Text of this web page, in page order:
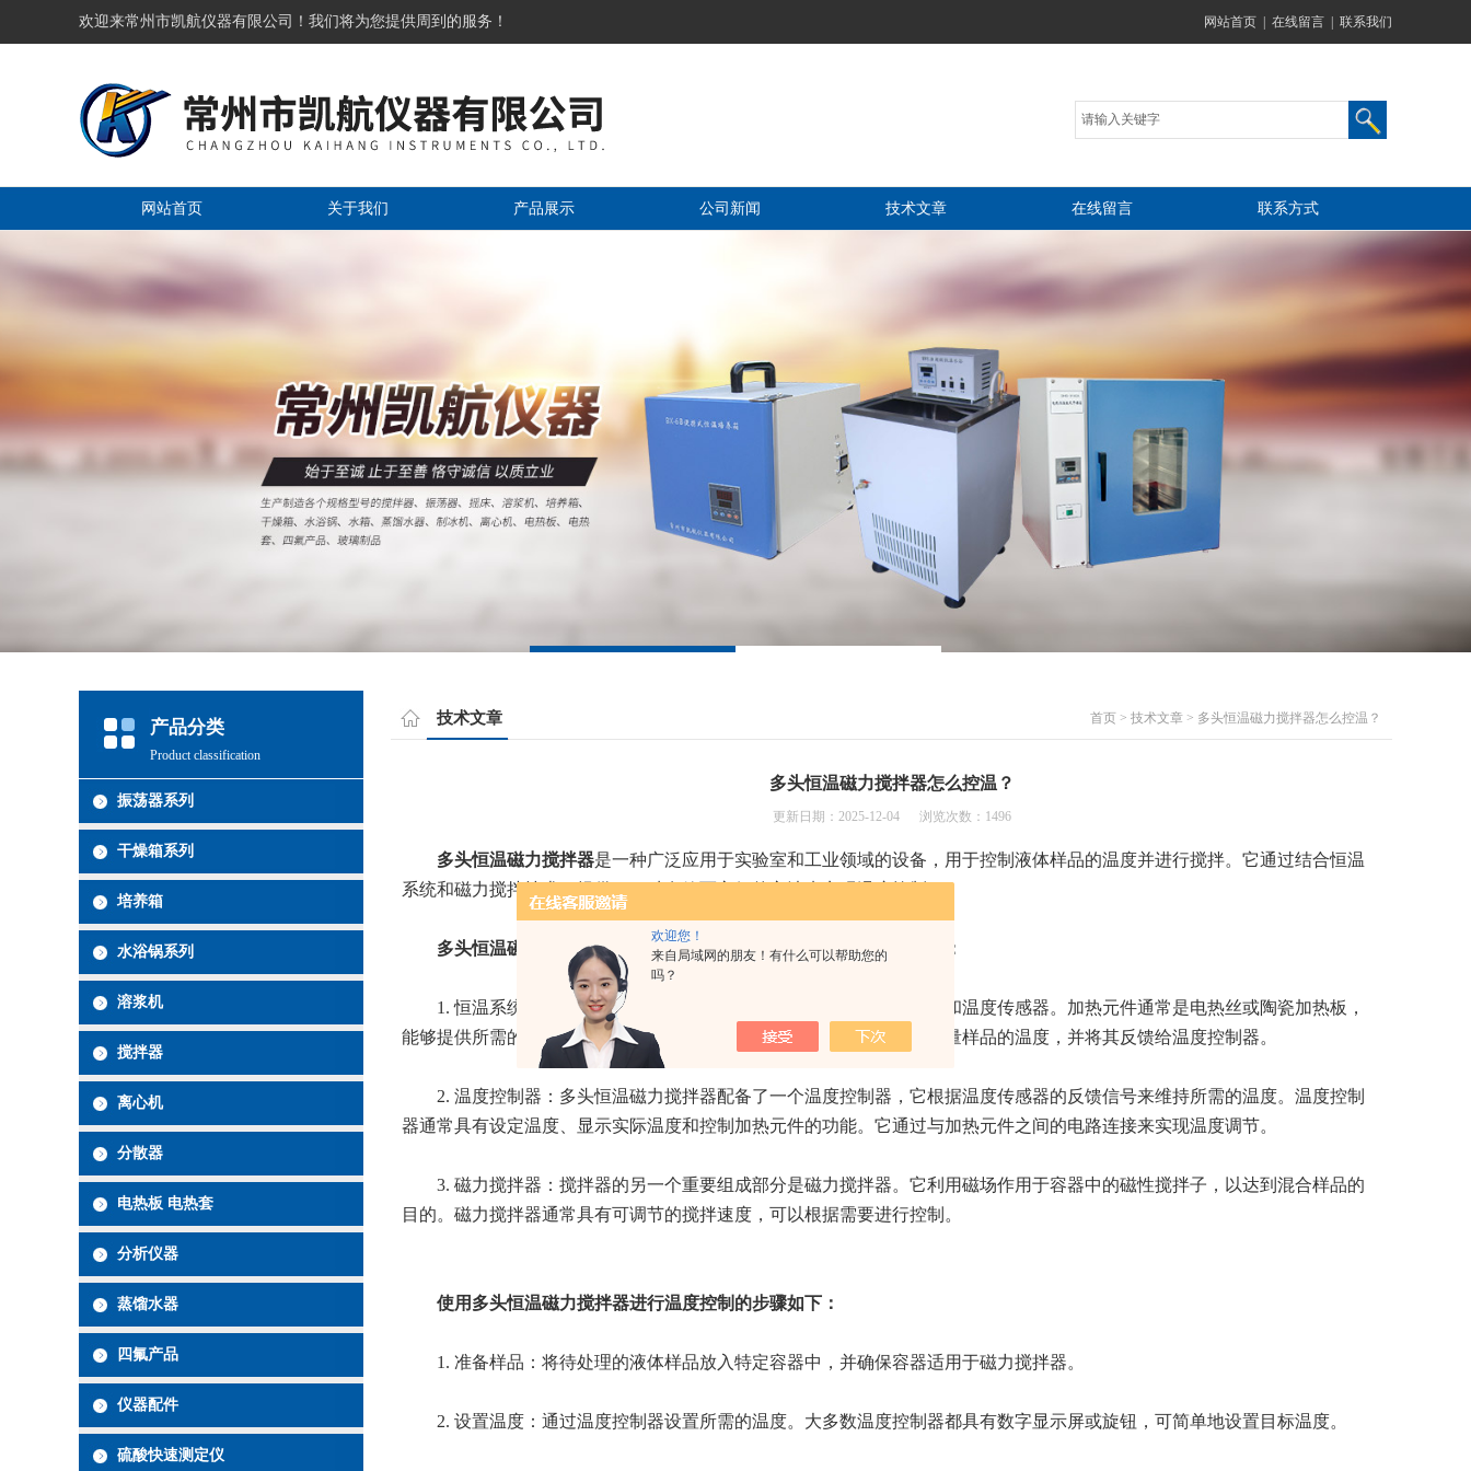
欢迎您！
来自局域网的朋友！有什么可以帮助您的
吗？
欢迎来常州市凯航仪器有限公司！我们将为您提供周到的服务！ 网站首页 在线留言 联系我们
网站首页 关于我们 产品展示 公司新闻 技术文章 在线留言 联系方式
技术文章 首页 > 技术文章 > 多头恒温磁力搅拌器怎么控温？
多头恒温磁力搅拌器怎么控温？
更新日期：2025-12-04 浏览次数：1496
多头恒温磁力搅拌器是一种广泛应用于实验室和工业领域的设备，用于控制液体样品的温度并进行搅拌。它通过结合恒温
系统和磁力搅拌技术，提供了一种有效而方便的方法来实现温度控制。
多头恒温磁力搅拌器的温度控制主要依靠以下几个关键部分和原理：
1. 恒温系统：搅拌器通常配备了一个恒温系统，其中包括加热元件和温度传感器。加热元件通常是电热丝或陶瓷加热板，
能够提供所需的加热功率。温度传感器（如热敏电阻或热电偶）用于测量样品的温度，并将其反馈给温度控制器。
2. 温度控制器：多头恒温磁力搅拌器配备了一个温度控制器，它根据温度传感器的反馈信号来维持所需的温度。温度控制
器通常具有设定温度、显示实际温度和控制加热元件的功能。它通过与加热元件之间的电路连接来实现温度调节。
3. 磁力搅拌器：搅拌器的另一个重要组成部分是磁力搅拌器。它利用磁场作用于容器中的磁性搅拌子，以达到混合样品的
目的。磁力搅拌器通常具有可调节的搅拌速度，可以根据需要进行控制。
使用多头恒温磁力搅拌器进行温度控制的步骤如下：
1. 准备样品：将待处理的液体样品放入特定容器中，并确保容器适用于磁力搅拌器。
2. 设置温度：通过温度控制器设置所需的温度。大多数温度控制器都具有数字显示屏或旋钮，可简单地设置目标温度。
产品分类
Product classification
振荡器系列
干燥箱系列
培养箱
水浴锅系列
溶浆机
搅拌器
离心机
分散器
电热板 电热套
分析仪器
蒸馏水器
四氟产品
仪器配件
硫酸快速测定仪